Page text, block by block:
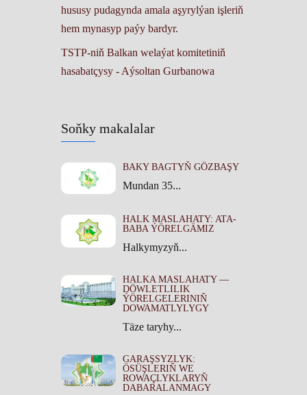
Soňky makalalar
BAKY BAGTYŇ GÖZBAŞY
Mundan 35...
HALK MASLAHATY: ATA-
BABA ÝÖRELGÄMIZ
Halkymyzyň...
HALKA MASLAHATY —
DÖWLETLILIK
ÝÖRELGELERINIŇ
DOWAMATLYLYGY
Täze taryhy...
GARAŞSYZLYK:
ÖSÜŞLERIŇ WE
ROWAÇLYKLARYŇ
DABARALANMAGY
hususy pudagynda amala aşyrylýan işleriň
hem mynasyp paýy bardyr.
TSTP-niň Balkan welaýat komitetiniň
hasabatçysy - Aýsoltan Gurbanowa